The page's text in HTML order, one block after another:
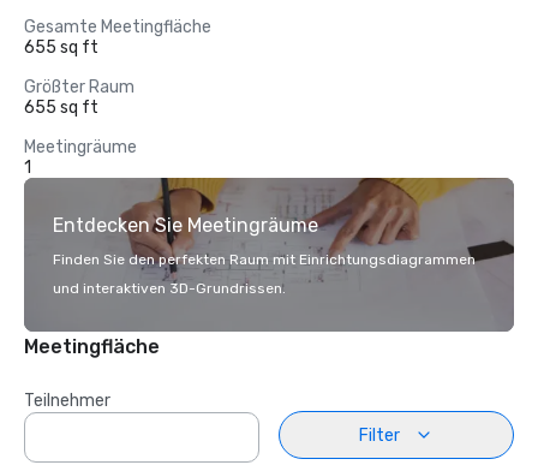
Gesamte Meetingfläche
655 sq ft
Größter Raum
655 sq ft
Meetingräume
1
Entdecken Sie Meetingräume
Finden Sie den perfekten Raum mit Einrichtungsdiagrammen
und interaktiven 3D-Grundrissen.
Meetingfläche
Teilnehmer
Filter